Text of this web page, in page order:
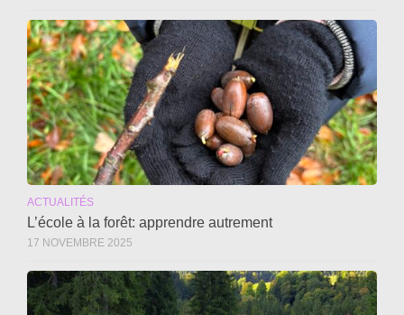
ACTUALITÉS
L’école à la forêt: apprendre autrement
17 NOVEMBRE 2025